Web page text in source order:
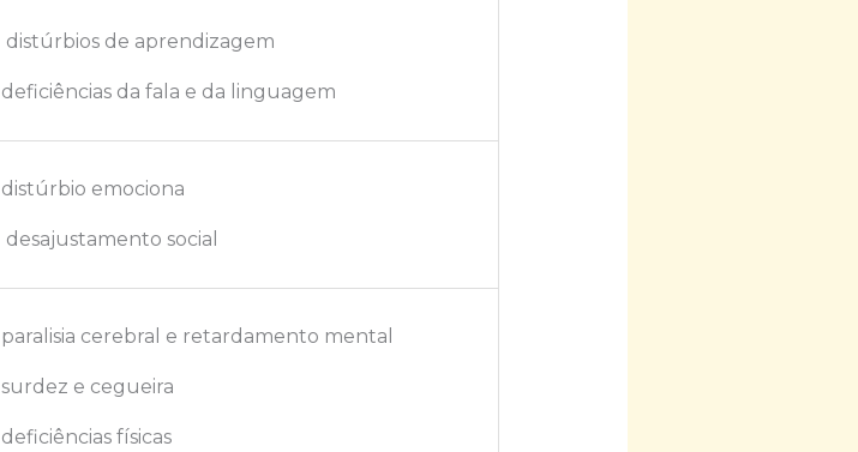
distúrbios de aprendizagem
deficiências da fala e da linguagem
distúrbio emociona
desajustamento social
paralisia cerebral e retardamento mental
surdez e cegueira
deficiências físicas